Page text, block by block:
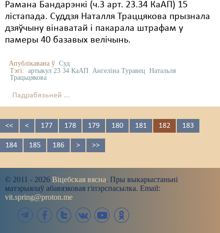
Рамана Бандарэнкі (ч.3 арт. 23.34 КаАП) 15
лістапада. Суддзя Наталля Траццякова прызнала
дзяўчыну вінаватай і пакарала штрафам у
памеры 40 базавых велічынь.
Апублікавана ў Суд
Тэгі: артыкул 23 34 КаАП Ангеліна Туравец Натальля
Трацьцякова
Падрабязьней ...
<< < 177 178 179 180 181 182 183
184 185 186 > >>
© 2011 - 2026 Віцебская вясна. Пры выкарыстаньні
матэрыялаў абавязковая гіпэрспасылка. Email:
vit.spring@proton.me